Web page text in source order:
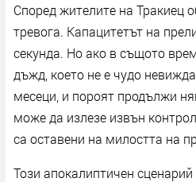
Според жителите на Тракиец
тревога. Капацитетът на
секунда. Но ако в същото
дъжд, което не е чудо
месеци, и пороят продължи
може да излезе извън
са оставени на милостта на
Този апокалиптичен